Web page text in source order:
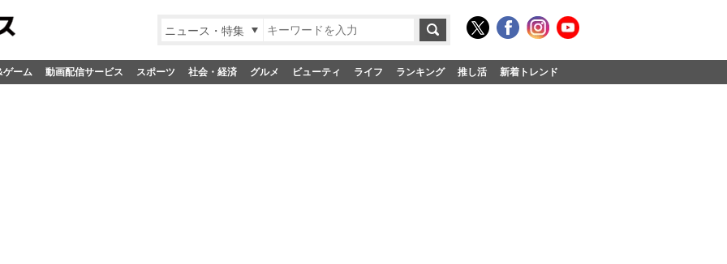
ニュース・特集
ゲーム 動画配信サービス スポーツ 社会・経済 グルメ ビューティ ライフ ランキング 推し活 新着トレンド